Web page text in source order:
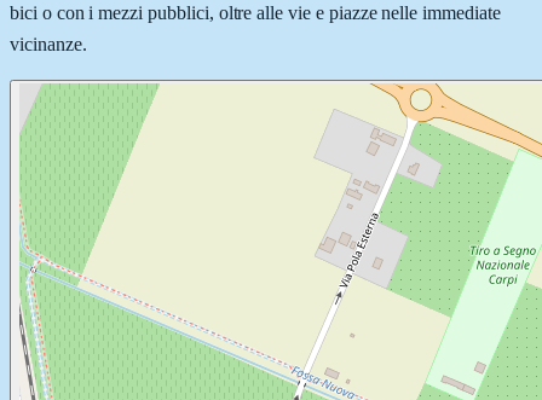
bici o con i mezzi pubblici, oltre alle vie e piazze nelle immediate
vicinanze.